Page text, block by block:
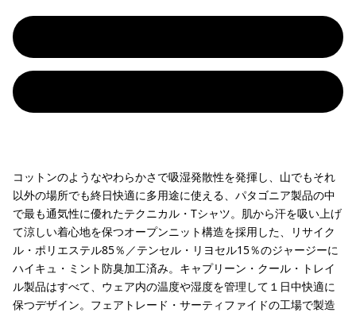
コットンのようなやわらかさで吸湿発散性を発揮し、山でもそれ
以外の場所でも終日快適に多用途に使える、パタゴニア製品の中
で最も通気性に優れたテクニカル・Tシャツ。肌から汗を吸い上げ
て涼しい着心地を保つオープンニット構造を採用した、リサイク
ル・ポリエステル85％／テンセル・リヨセル15％のジャージーに
ハイキュ・ミント防臭加工済み。キャプリーン・クール・トレイ
ル製品はすべて、ウェア内の温度や湿度を管理して１日中快適に
保つデザイン。フェアトレード・サーティファイドの工場で製造